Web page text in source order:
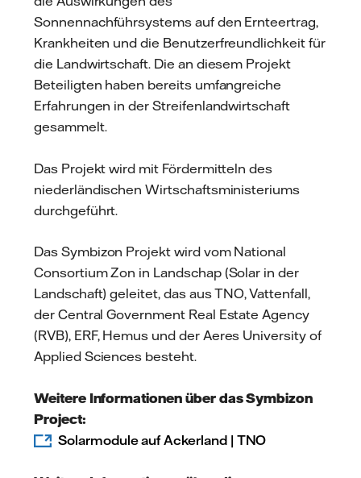
Sonnennachführsystems auf den Ernteertrag,
Krankheiten und die Benutzerfreundlichkeit für
die Landwirtschaft. Die an diesem Projekt
Beteiligten haben bereits umfangreiche
Erfahrungen in der Streifenlandwirtschaft
gesammelt.
Das Projekt wird mit Fördermitteln des
niederländischen Wirtschaftsministeriums
durchgeführt.
Das Symbizon Projekt wird vom National
Consortium Zon in Landschap (Solar in der
Landschaft) geleitet, das aus TNO, Vattenfall,
der Central Government Real Estate Agency
(RVB), ERF, Hemus und der Aeres University of
Applied Sciences besteht.
Weitere Informationen über das Symbizon
Project:
Solarmodule auf Ackerland | TNO